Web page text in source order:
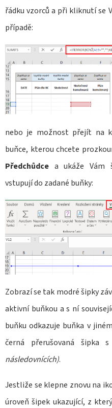
řádku vzorců a při kliknutí se
případě:
nebo je možnost přejít na
buňce, kterou chcete
Předchůdce a ukáže Vám
vstupují do zadané buňky:
Zobrazí se tak modré šipky
aktivní buňkou a s ní
buňku odkazuje buňka v
černá přerušovaná šipka
následovnících).
Jestliže se klepne znovu na
úroveň šipek ukazující, z
D
O
P
O
R
U
Č
U
J
E
M
E
STAVEBNÍ
Kč